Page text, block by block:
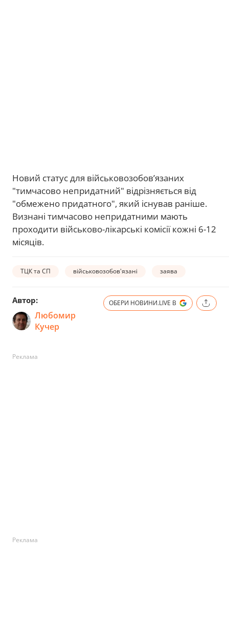
Новий статус для військовозобов’язаних
"тимчасово непридатний" відрізняється від
"обмежено придатного", який існував раніше.
Визнані тимчасово непридатними мають
проходити військово-лікарські комісії кожні 6-12
місяців.
ТЦК та СП військовозобов'язані заява
Автор:
Любомир
Кучер
ОБЕРИ НОВИНИ.LIVE В
Реклама
Реклама